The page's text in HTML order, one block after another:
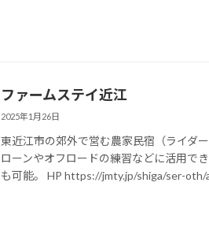
ファームステイ近江
2025年1月26日
東近江市の郊外で営む農家民宿（ライダ
ローンやオフロードの練習などに活用で
も可能。 HP https://jmty.jp/shiga/ser-